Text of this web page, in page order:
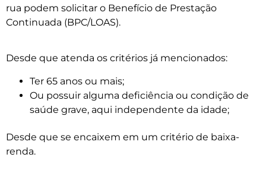
rua podem solicitar o Benefício de Prestação
Continuada (BPC/LOAS).
Desde que atenda os critérios já mencionados:
Ter 65 anos ou mais;
Ou possuir alguma deficiência ou condição de
saúde grave, aqui independente da idade;
Desde que se encaixem em um critério de baixa-
renda.